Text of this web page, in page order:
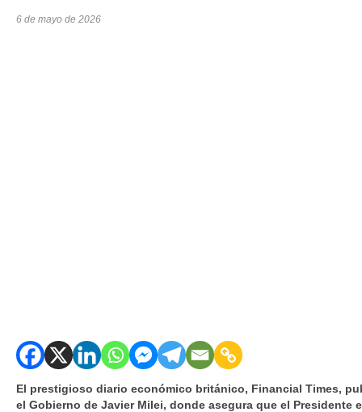
6 de mayo de 2026
El prestigioso diario económico británico, Financial Times,
el Gobierno de Javier Milei, donde asegura que el Presidente